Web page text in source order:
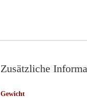
Zusätzliche
Gewicht